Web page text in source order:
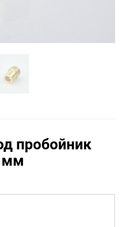
пробойник
мм